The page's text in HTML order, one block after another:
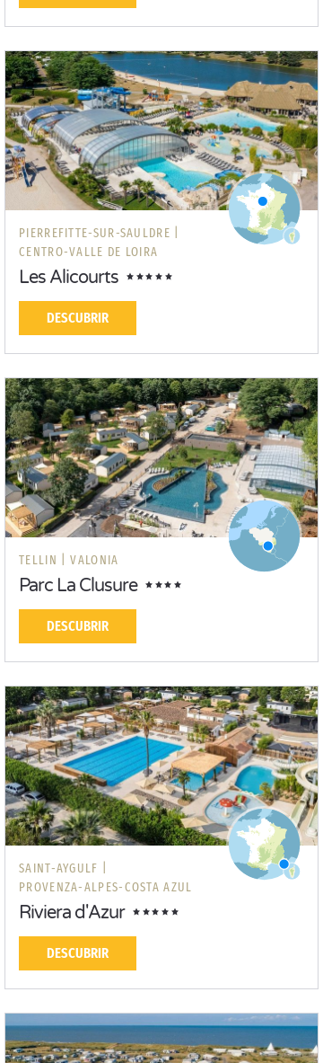
PIERREFITTE-SUR-SAULDRE |
CENTRO-VALLE DE LOIRA
Les Alicourts
DESCUBRIR
TELLIN | VALONIA
Parc La Clusure
DESCUBRIR
SAINT-AYGULF |
PROVENZA-ALPES-COSTA AZUL
Riviera d'Azur
DESCUBRIR